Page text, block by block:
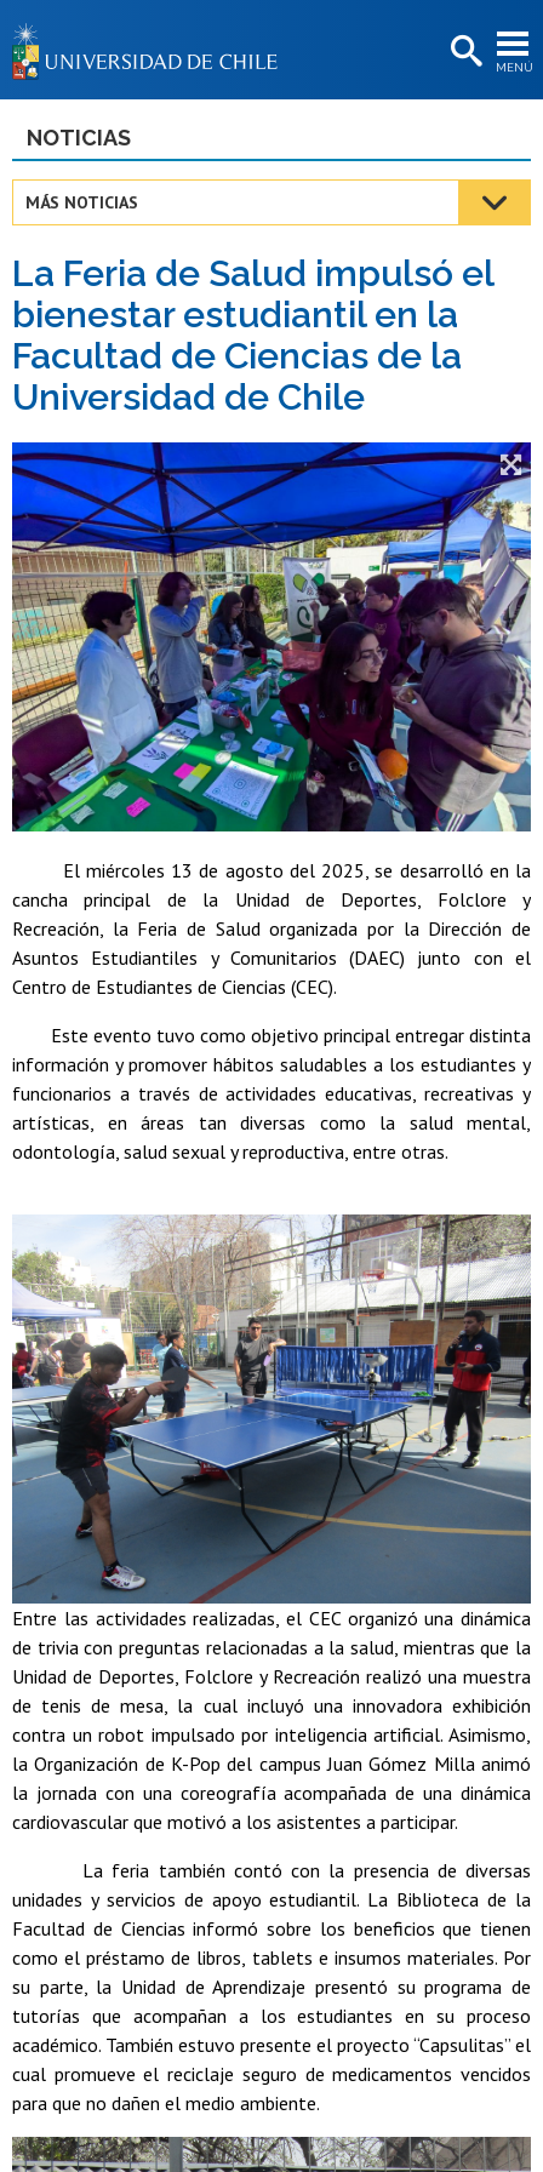
MENÚ
BIBLIOTECAS
Estudiantes
Académicas/os
Funcionarias/os
Egresadas/os
NOTICIAS
MÁS NOTICIAS
La Feria de Salud impulsó el
bienestar estudiantil en la
Facultad de Ciencias de la
Universidad de Chile
El miércoles 13 de agosto del 2025, se desarrolló en la
cancha principal de la Unidad de Deportes, Folclore y
Recreación, la Feria de Salud organizada por la Dirección de
Asuntos Estudiantiles y Comunitarios (DAEC) junto con el
Centro de Estudiantes de Ciencias (CEC).
Este evento tuvo como objetivo principal entregar distinta
información y promover hábitos saludables a los estudiantes y
funcionarios a través de actividades educativas, recreativas y
artísticas, en áreas tan diversas como la salud mental,
odontología, salud sexual y reproductiva, entre otras.
Entre las actividades realizadas, el CEC organizó una dinámica
de trivia con preguntas relacionadas a la salud, mientras que la
Unidad de Deportes, Folclore y Recreación realizó una muestra
de tenis de mesa, la cual incluyó una innovadora exhibición
contra un robot impulsado por inteligencia artificial. Asimismo,
la Organización de K-Pop del campus Juan Gómez Milla animó
la jornada con una coreografía acompañada de una dinámica
cardiovascular que motivó a los asistentes a participar.
La feria también contó con la presencia de diversas
unidades y servicios de apoyo estudiantil. La Biblioteca de la
Facultad de Ciencias informó sobre los beneficios que tienen
como el préstamo de libros, tablets e insumos materiales. Por
su parte, la Unidad de Aprendizaje presentó su programa de
tutorías que acompañan a los estudiantes en su proceso
académico. También estuvo presente el proyecto “Capsulitas” el
cual promueve el reciclaje seguro de medicamentos vencidos
para que no dañen el medio ambiente.